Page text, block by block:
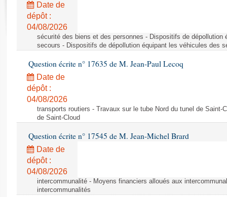
Rapports législatifs
Rapports sur l'application des lois
Baromètre de l’application des lois
Dossiers législatifs
Budget et sécurité sociale
Questions écrites et orales
Comptes rendus des débats
Date de
dépôt :
04/08/2026
sécurité des biens et des personnes - Dispositifs de
secours - Dispositifs de dépollution équipant les véhicules des
Question écrite n° 17635 de M. Jean-Paul Lecoq
Date de
dépôt :
04/08/2026
transports routiers - Travaux sur le tube Nord du tunel de Saint-
de Saint-Cloud
Question écrite n° 17545 de M. Jean-Michel Brard
Date de
dépôt :
04/08/2026
intercommunalité - Moyens financiers alloués aux
intercommunalités